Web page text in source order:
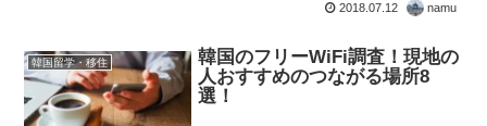
2018.07.12 namu
韓国留学・移住
韓国のフリーWiFi調査！現地の
人おすすめのつながる場所8
選！